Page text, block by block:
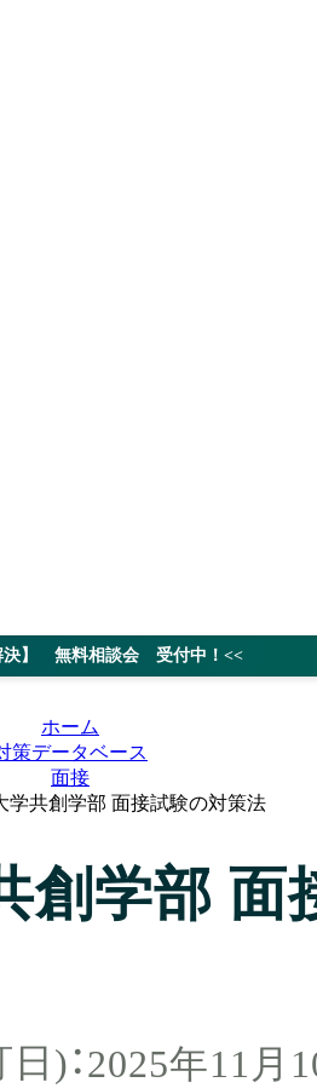
決】 無料相談会 受付中！<<
ホーム
策データベース
面接
学共創学部 面接試験の対策法
創学部 面
2025年11月